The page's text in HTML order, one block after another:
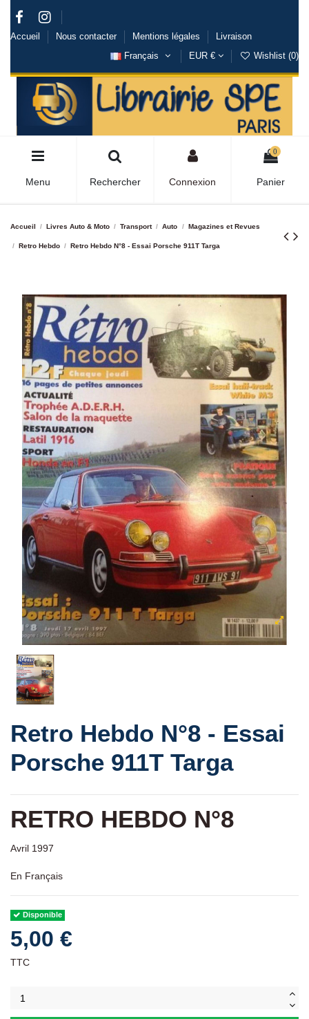
Accueil Nous contacter Mentions légales
Livraison
Français
EUR € Wishlist (0)
Menu Rechercher Connexion
0
Panier
Accueil Livres Auto & Moto Transport Auto Magazines et Revues
Retro Hebdo Retro Hebdo N°8 - Essai Porsche 911T Targa
Retro Hebdo N°8 - Essai
Porsche 911T Targa
RETRO HEBDO N°8
Avril 1997
En Français
Disponible
5,00 €
TTC